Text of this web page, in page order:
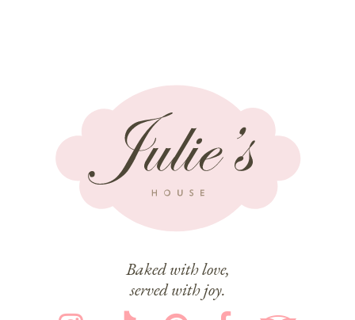
Baked with love,
served with joy.